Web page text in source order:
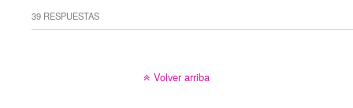
39 RESPUESTAS
Volver arriba